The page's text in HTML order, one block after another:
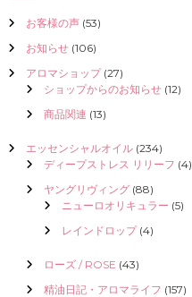
お客様の声(53)
お知らせ(106)
アロマショップ(27)
ショップからのお知らせ(12)
商品関連 (13)
エッセンシャルオイル(234)
ディープストレス リリーフ (4)
ヤングリヴィング(88)
ニューロオリキュラー (5)
レインドロップ(4)
ローズ / ROSE (43)
精油日記・アロマライフ (157)